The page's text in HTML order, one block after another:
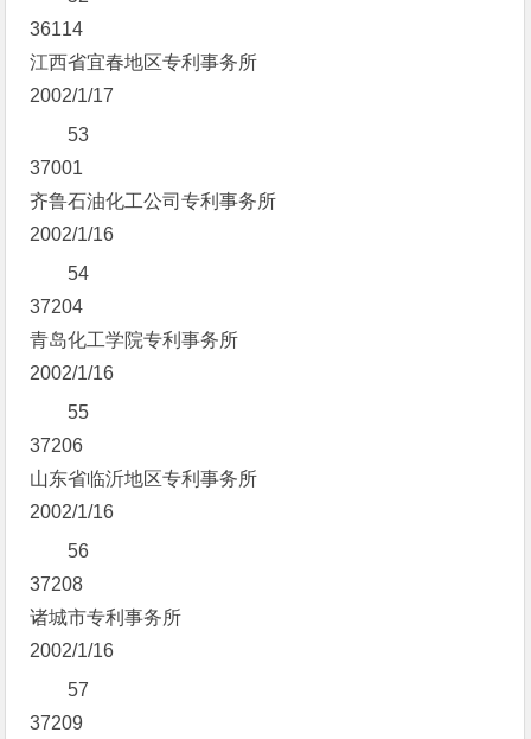
36114
江西省宜春地区专利事务所
2002/1/17
53
37001
齐鲁石油化工公司专利事务所
2002/1/16
54
37204
青岛化工学院专利事务所
2002/1/16
55
37206
山东省临沂地区专利事务所
2002/1/16
56
37208
诸城市专利事务所
2002/1/16
57
37209